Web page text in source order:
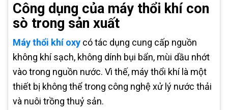
Công dụng của máy thổi khí con
sò trong sản xuất
Máy thổi khí oxy có tác dụng cung cấp nguồn
không khí sạch, không dính bụi bẩn, mùi dầu nhớt
vào trong nguồn nước. Vì thế, máy thổi khí là một
thiết bị không thể trong công nghệ xử lý nước thải
và nuôi trồng thuỷ sản.